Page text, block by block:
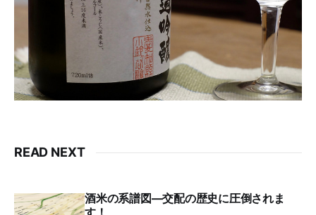
READ NEXT
酒米の系譜図―交配の歴史に圧倒されま